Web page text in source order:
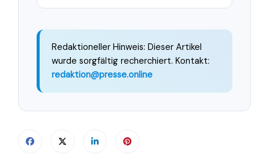
Redaktioneller Hinweis: Dieser Artikel
wurde sorgfältig recherchiert. Kontakt:
redaktion@presse.online